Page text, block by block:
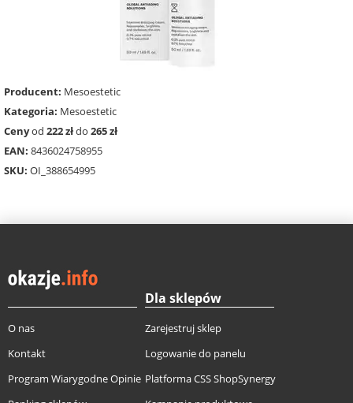
Producent: Mesoestetic
Kategoria: Mesoestetic
Cenyod 222 złdo 265 zł
EAN: 8436024758955
SKU: OI_388654995
O nas
Kontakt
Program Wiarygodne Opinie
Dla sklepów
Zarejestruj sklep
Logowanie do panelu
Platforma CSS ShopSynergy